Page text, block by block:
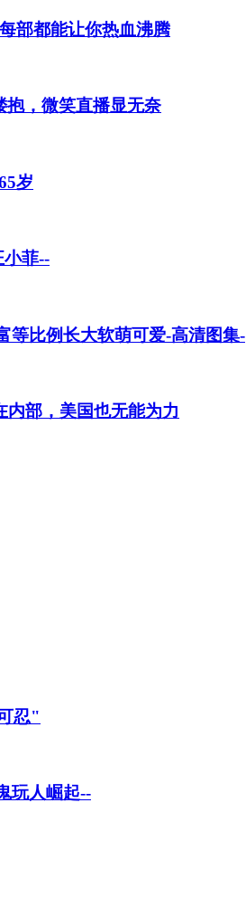
部都能让你热血沸腾
抱，微笑直播显无奈
岁
小菲--
等比例长大软萌可爱-高清图集-
内部，美国也无能为力
忍"
玩人崛起--